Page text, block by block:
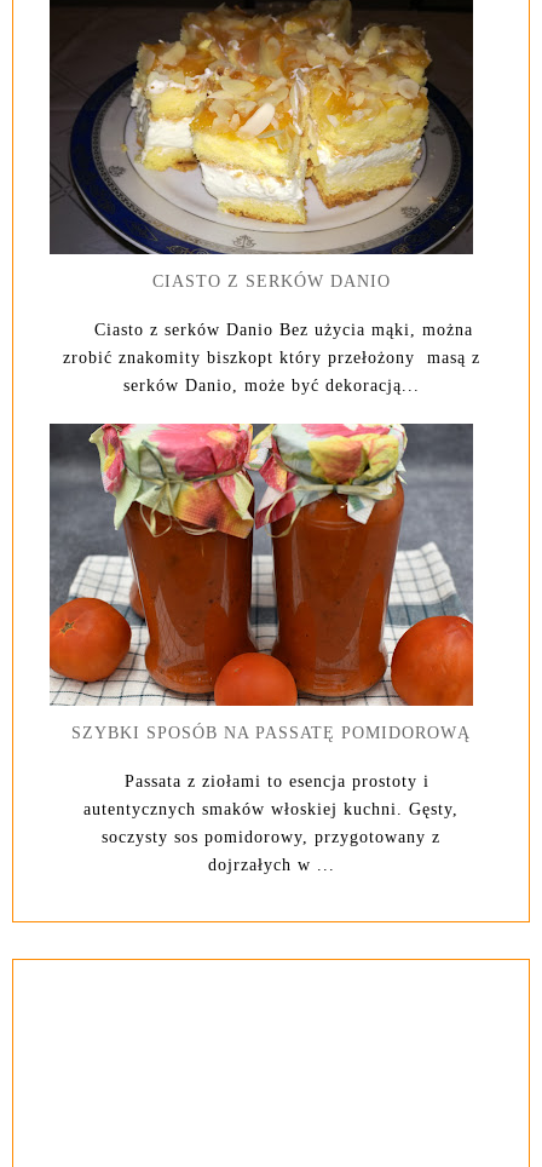
CIASTO Z SERKÓW DANIO
Ciasto z serków Danio Bez użycia mąki, można
zrobić znakomity biszkopt który przełożony masą z
serków Danio, może być dekoracją...
SZYBKI SPOSÓB NA PASSATĘ POMIDOROWĄ
Passata z ziołami to esencja prostoty i
autentycznych smaków włoskiej kuchni. Gęsty,
soczysty sos pomidorowy, przygotowany z
dojrzałych w ...